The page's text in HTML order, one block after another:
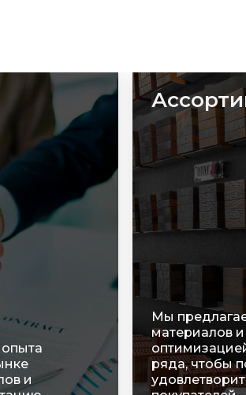
выбор
над
наших
Сроки
Мы очень
клиентов,
каждую